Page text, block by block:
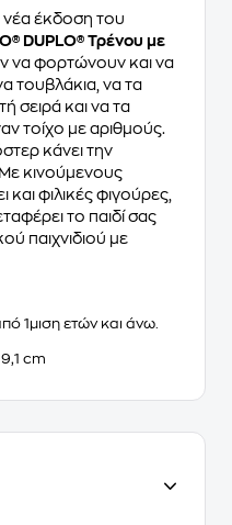
έκδοση του
DUPLO® Τρένου με
να φορτώνουν και να
τουβλάκια, να τα
σειρά και να τα
τοίχο με αριθμούς.
κάνει την
κινούμενους
φιλικές φιγούρες,
το παιδί σας
παιχνιδιού με
1μιση ετών και άνω.
9,1 cm